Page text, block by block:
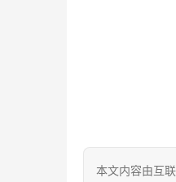
本文内容由互